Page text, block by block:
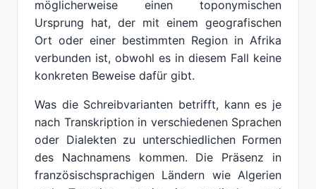
möglicherweise einen toponymischen
Ursprung hat, der mit einem geografischen
Ort oder einer bestimmten Region in Afrika
verbunden ist, obwohl es in diesem Fall keine
konkreten Beweise dafür gibt.
Was die Schreibvarianten betrifft, kann es je
nach Transkription in verschiedenen Sprachen
oder Dialekten zu unterschiedlichen Formen
des Nachnamens kommen. Die Präsenz in
französischsprachigen Ländern wie Algerien